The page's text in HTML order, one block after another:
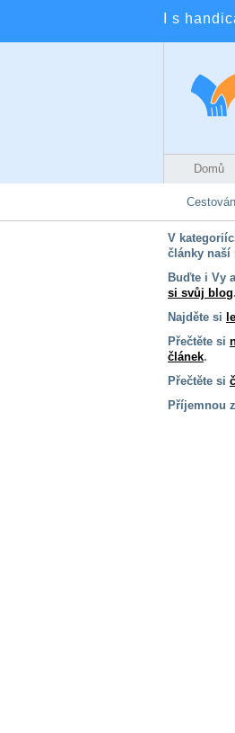
I s
Domů
V
články naší
Buďte i Vy
si svůj blog.
Najděte si
Přečtěte si
článek.
Přečtěte si
Příjemnou